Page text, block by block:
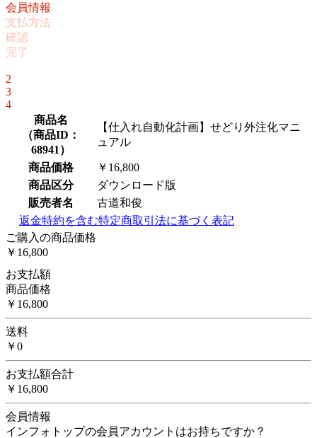
会員情報
支払方法
確認
完了
2
3
4
商品名
（商品ID：
68941 ）
【仕入れ自動化計画】せどり外注化マニ
ュアル
商品価格
￥16,800
商品区分
ダウンロード版
販売者名
古道和俊
返金特約を含む特定商取引法に基づく表記
ご購入の商品価格
￥16,800
お支払額
商品価格
￥16,800
送料
￥0
お支払額合計
￥16,800
会員情報
インフォトップの会員アカウントはお持ちですか？